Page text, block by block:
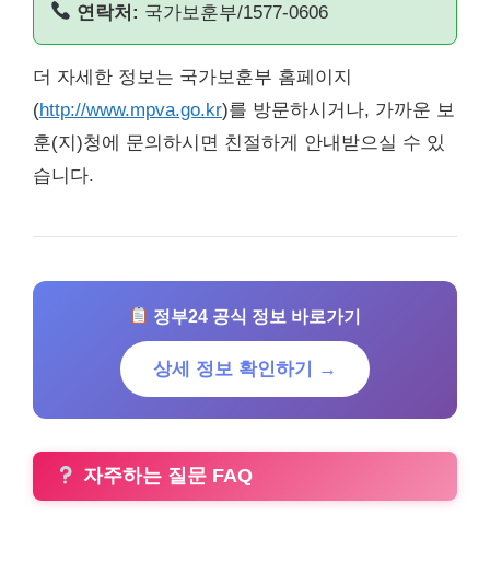
연락처: 국가보훈부/1577-0606
더 자세한 정보는 국가보훈부 홈페이지
(http://www.mpva.go.kr)를 방문하시거나, 가까운 보
훈(지)청에 문의하시면 친절하게 안내받으실 수 있
습니다.
정부24 공식 정보 바로가기
상세 정보 확인하기 →
자주하는 질문 FAQ